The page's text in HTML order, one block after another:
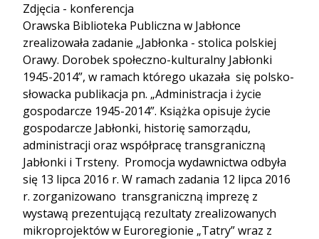
Zdjęcia - konferencja
Orawska Biblioteka Publiczna w Jabłonce
zrealizowała zadanie „Jabłonka - stolica polskiej
Orawy. Dorobek społeczno-kulturalny Jabłonki
1945-2014”, w ramach którego ukazała się polsko-
słowacka publikacja pn. „Administracja i życie
gospodarcze 1945-2014”. Książka opisuje życie
gospodarcze Jabłonki, historię samorządu,
administracji oraz współpracę transgraniczną
Jabłonki i Trsteny. Promocja wydawnictwa odbyła
się 13 lipca 2016 r. W ramach zadania 12 lipca 2016
r. zorganizowano transgraniczną imprezę z
wystawą prezentującą rezultaty zrealizowanych
mikroprojektów w Euroregionie „Tatry” wraz z